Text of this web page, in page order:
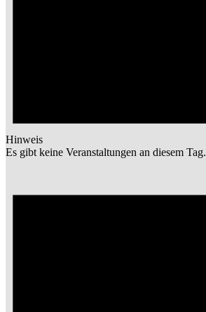
Hinweis
Es gibt keine Veranstaltungen an diesem Tag.